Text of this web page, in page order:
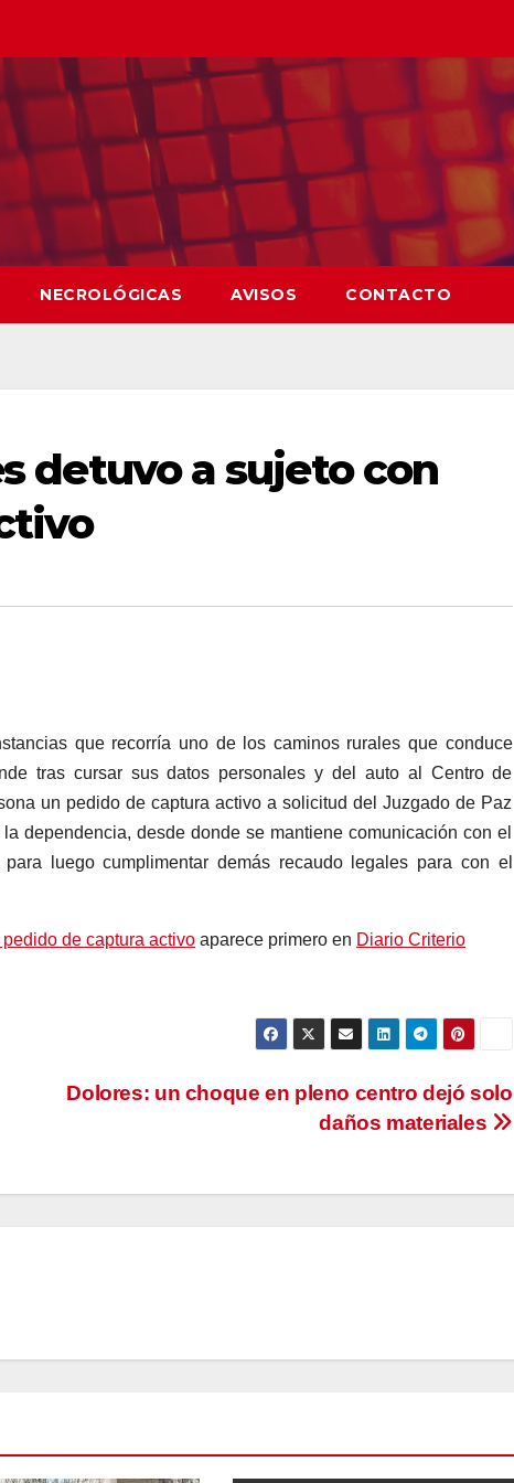
NECROLÓGICAS AVISOS CONTACTO
detuvo a sujeto con
que recorría uno de los caminos rurales que conduce
tras cursar sus datos personales y del auto al Centro de
un pedido de captura activo a solicitud del Juzgado de Paz
dependencia, desde donde se mantiene comunicación con el
luego cumplimentar demás recaudo legales para con el
de captura activo aparece primero en Diario Criterio
Dolores: un choque en pleno centro dejó solo
daños materiales